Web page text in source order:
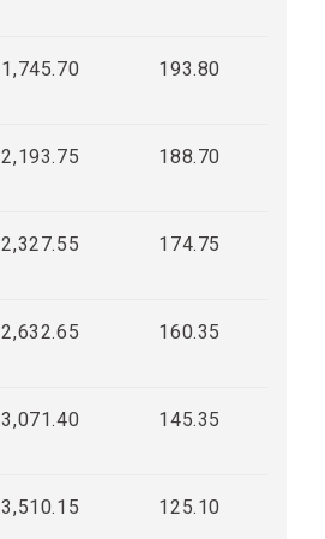
1,745.70 193.80
2,193.75 188.70
2,327.55 174.75
2,632.65 160.35
3,071.40 145.35
3,510.15 125.10